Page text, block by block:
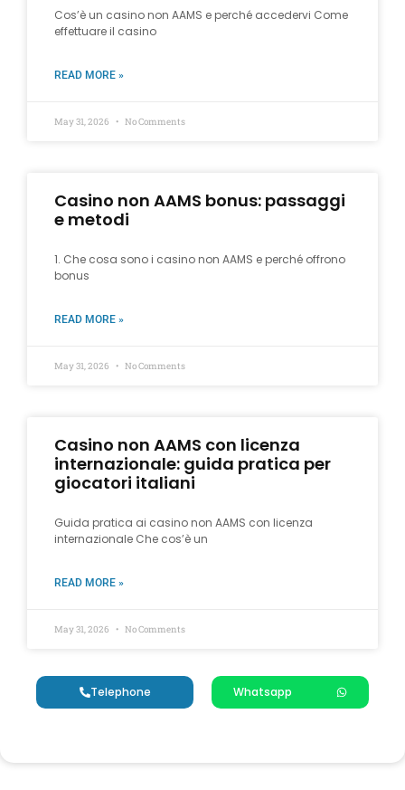
Cos’è un casino non AAMS e perché accedervi Come
effettuare il casino
READ MORE »
May 31, 2026 No Comments
Casino non AAMS bonus: passaggi
e metodi
1. Che cosa sono i casino non AAMS e perché offrono
bonus
READ MORE »
May 31, 2026 No Comments
Casino non AAMS con licenza
internazionale: guida pratica per
giocatori italiani
Guida pratica ai casino non AAMS con licenza
internazionale Che cos’è un
READ MORE »
May 31, 2026 No Comments
Telephone Whatsapp